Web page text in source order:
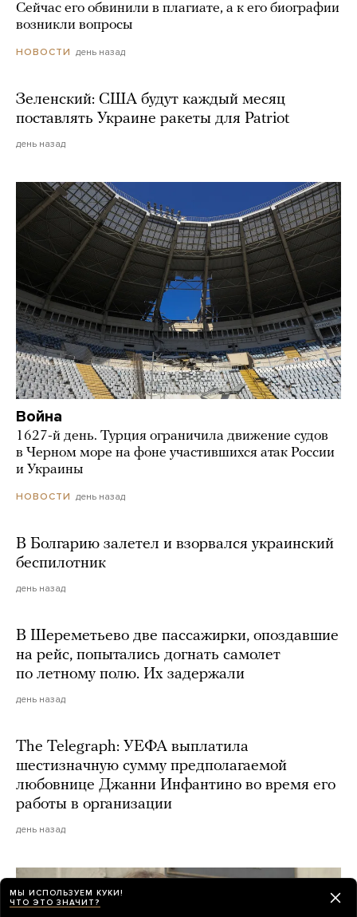
Сейчас его обвинили в плагиате, а к его биографии
возникли вопросы
НОВОСТИ день назад
Зеленский: США будут каждый месяц
поставлять Украине ракеты для Patriot
день назад
Война
1627-й день. Турция ограничила движение судов
в Черном море на фоне участившихся атак России
и Украины
НОВОСТИ день назад
В Болгарию залетел и взорвался украинский
беспилотник
день назад
В Шереметьево две пассажирки, опоздавшие
на рейс, попытались догнать самолет
по летному полю. Их задержали
день назад
The Telegraph: УЕФА выплатила
шестизначную сумму предполагаемой
любовнице Джанни Инфантино во время его
работы в организации
день назад
МЫ ИСПОЛЬЗУЕМ КУКИ!
ЧТО ЭТО ЗНАЧИТ?